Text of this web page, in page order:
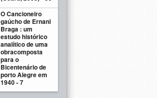
O Cancioneiro
gaúcho de Ernani
Braga : um
estudo histórico
analítico de uma
obracomposta
para o
Bicentenário de
porto Alegre em
1940 - 7